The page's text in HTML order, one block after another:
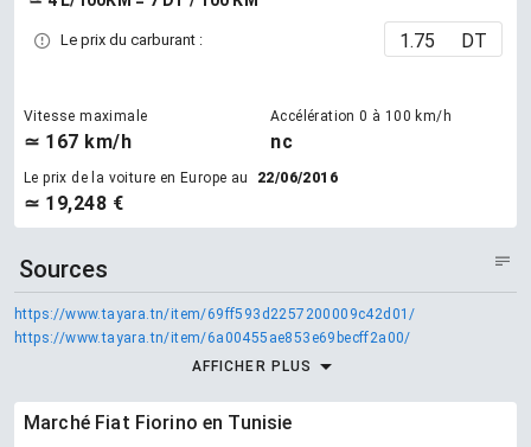
Le prix du carburant : DT
Vitesse maximale
≃ 167 km/h
Accélération 0 à 100 km/h
nc
Le prix de la voiture en Europe au 22/06/2016
≃ 19,248 €
Sources
https://www.tayara.tn/item/69ff593d2257200009c42d01/
https://www.tayara.tn/item/6a00455ae853e69becff2a00/
AFFICHER PLUS
Marché Fiat Fiorino en Tunisie